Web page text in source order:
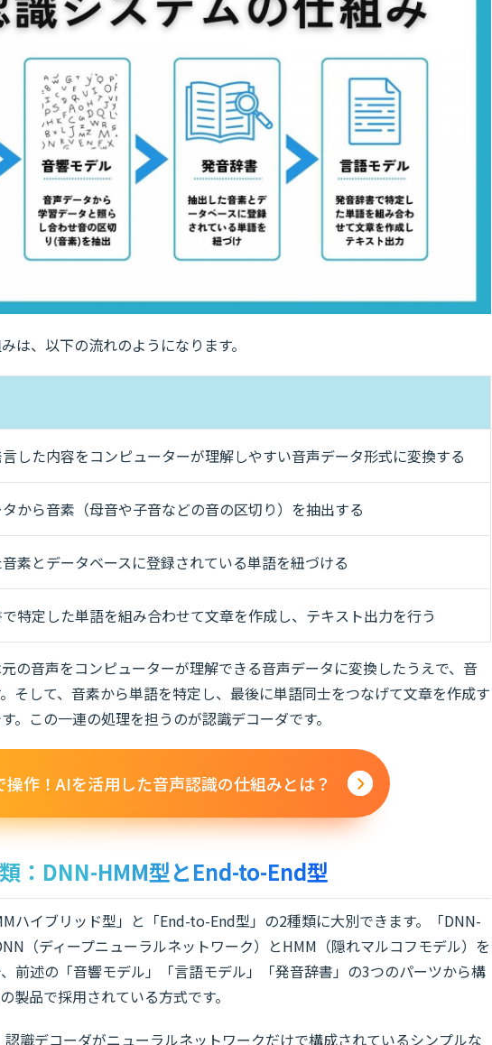
は、以下の流れのようになります。
した内容をコンピューターが理解しやすい音声データ形式に変換する
から音素（母音や子音などの音の区切り）を抽出する
素とデータベースに登録されている単語を紐づける
特定した単語を組み合わせて文章を作成し、テキスト出力を行う
の音声をコンピューターが理解できる音声データに変換したうえで、音
そして、音素から単語を特定し、最後に単語同士をつなげて文章を作成す
。この一連の処理を担うのが認識デコーダです。
操作！AIを活用した音声認識の仕組みとは？
：DNN-HMM型とEnd-to-End型
ハイブリッド型」と「End-to-End型」の2種類に大別できます。「DNN-
（ディープニューラルネットワーク）とHMM（隠れマルコフモデル）を
前述の「音響モデル」「言語モデル」「発音辞書」の3つのパーツから構
製品で採用されている方式です。
識デコーダがニューラルネットワークだけで構成されているシンプルな